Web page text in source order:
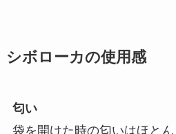
シボローカの使用感
匂い
袋を開けた時の匂いはほと